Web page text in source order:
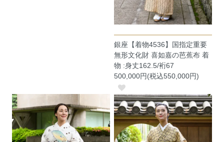
銀座【着物4536】国指定重要
無形文化財 喜如嘉の芭蕉布 着
物 :身丈162.5/裄67
500,000円(税込550,000円)